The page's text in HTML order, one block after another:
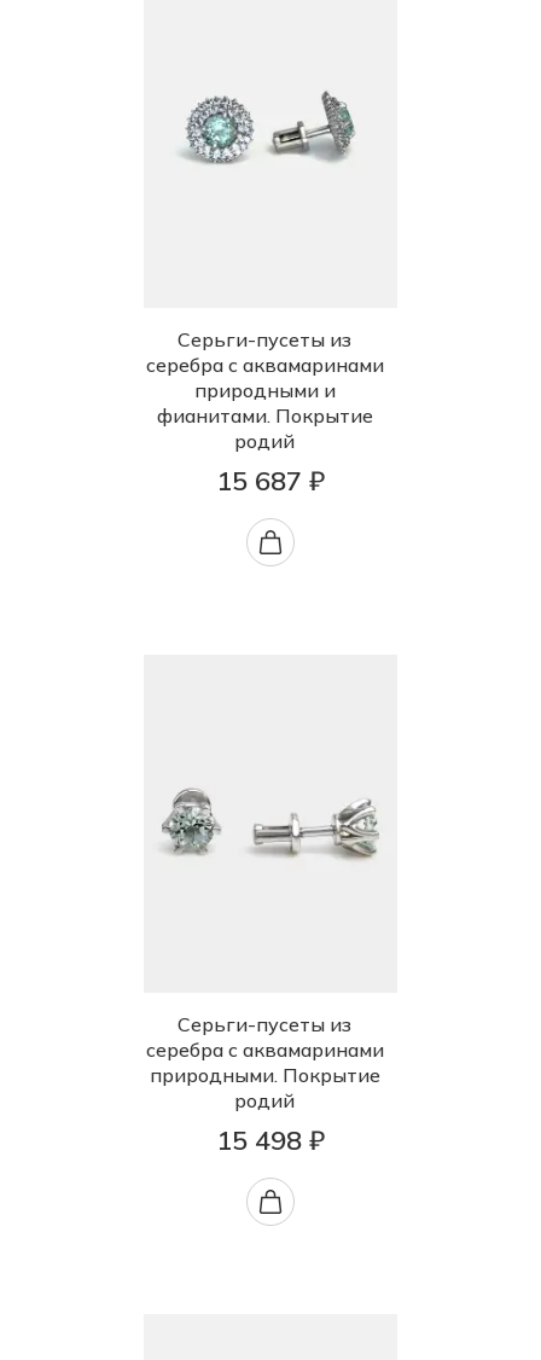
Серьги-пусеты из
серебра с аквамаринами
природными и
фианитами. Покрытие
родий
15 687 ₽
Серьги-пусеты из
серебра с аквамаринами
природными. Покрытие
родий
15 498 ₽